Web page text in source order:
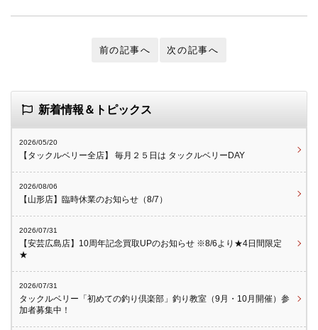
前の記事へ 次の記事へ
新着情報＆トピックス
2026/05/20
【タックルベリー全店】 毎月２５日は タックルベリーDAY
2026/08/06
【山形店】臨時休業のお知らせ（8/7）
2026/07/31
【安芸広島店】10周年記念買取UPのお知らせ ※8/6より★4日間限定
★
2026/07/31
タックルベリー「初めての釣り倶楽部」釣り教室（9月・10月開催）参
加者募集中！